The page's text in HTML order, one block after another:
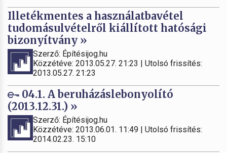
Illetékmentes a használatbavétel
tudomásulvételről kiállított hatósági
bizonyítvány »
Szerző: Építésijog.hu
Közzétéve: 2013.05.27. 21:23 | Utolsó frissítés:
2013.05.27. 21:23
04.1. A beruházáslebonyolító
(2013.12.31.) »
Szerző: Építésijog.hu
Közzétéve: 2013.06.01. 11:49 | Utolsó frissítés:
2014.02.23. 15:10